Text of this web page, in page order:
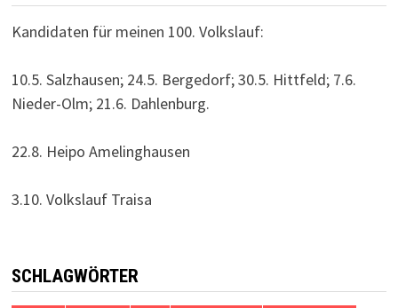
Kandidaten für meinen 100. Volkslauf:
10.5. Salzhausen; 24.5. Bergedorf; 30.5. Hittfeld; 7.6.
Nieder-Olm; 21.6. Dahlenburg.
22.8. Heipo Amelinghausen
3.10. Volkslauf Traisa
SCHLAGWÖRTER